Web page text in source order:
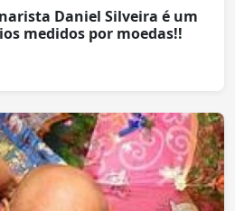
Daniel Silveira é um
medidos por moedas!!